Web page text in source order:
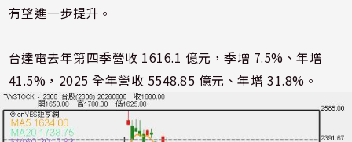
有望進一步提升。
台達電去年第四季營收 1616.1 億元，季增 7.5%、年增
41.5%，2025 全年營收 5548.85 億元、年增 31.8%。